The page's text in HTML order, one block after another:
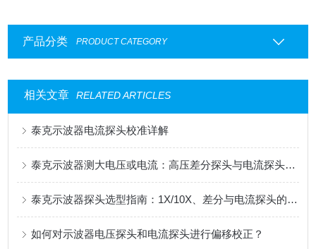
产品分类 PRODUCT CATEGORY
相关文章 RELATED ARTICLES
泰克示波器电流探头校准详解
泰克示波器测大电压或电流：高压差分探头与电流探头选配指南
泰克示波器探头选型指南：1X/10X、差分与电流探头的应用解析
如何对示波器电压探头和电流探头进行偏移校正？